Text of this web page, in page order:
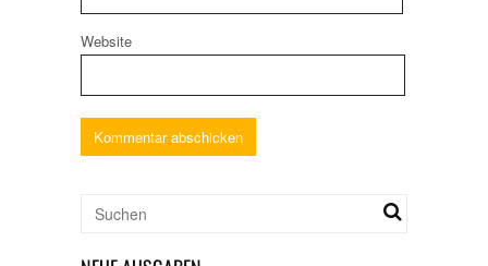
Website